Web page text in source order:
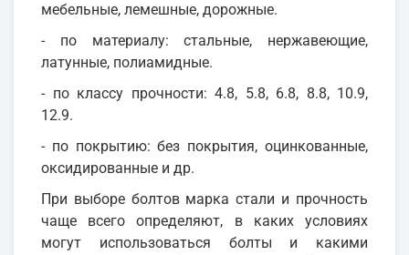
мебельные, лемешные, дорожные.
- по материалу: стальные, нержавеющие,
латунные, полиамидные.
- по классу прочности: 4.8, 5.8, 6.8, 8.8, 10.9,
12.9.
- по покрытию: без покрытия, оцинкованные,
оксидированные и др.
При выборе болтов марка стали и прочность
чаще всего определяют, в каких условиях
могут использоваться болты и какими